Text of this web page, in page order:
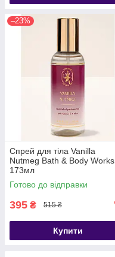
–23%
Спрей для тіла Vanilla
Nutmeg Bath & Body Works
173мл
Готово до відправки
395 ₴ 515 ₴
Купити